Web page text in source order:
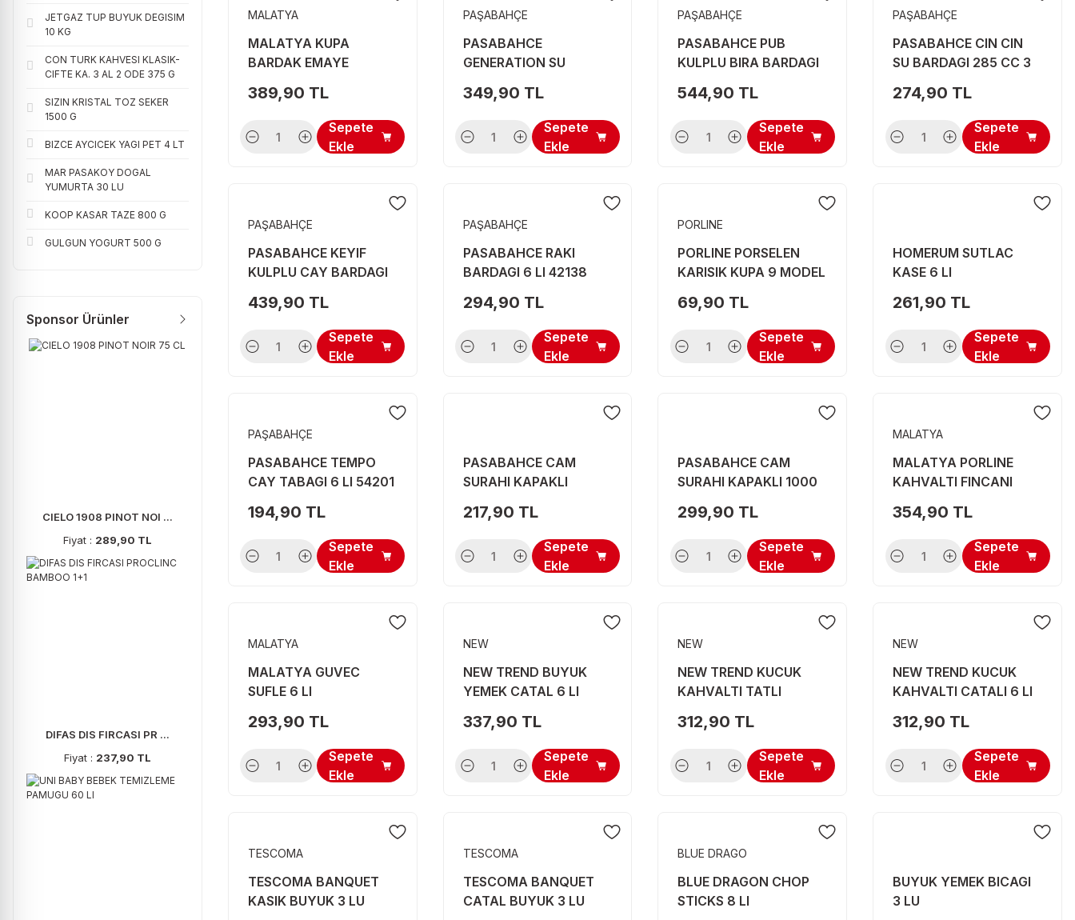
NEW (3)
PIKNIK (3)
CVS (2)
DETAN (2)
EXTRA (2)
PAREX (2)
PORSELEN (2)
TIBTRAP (2)
VIOLET (2)
ADEN (1)
EVIM (1)
JETGAZ TUP BUYUK DEGISIM
10 KG
CON TURK KAHVESI KLASIK-
CIFTE KA. 3 AL 2 ODE 375 G
SIZIN KRISTAL TOZ SEKER
1500 G
BIZCE AYCICEK YAGI PET 4 LT
MAR PASAKOY DOGAL
YUMURTA 30 LU
KOOP KASAR TAZE 800 G
GULGUN YOGURT 500 G
Sponsor Ürünler
CIELO 1908 PINOT NOI ...
Fiyat : 289,90 TL
DIFAS DIS FIRCASI PR ...
Fiyat : 237,90 TL
MALATYA
MALATYA KUPA
BARDAK EMAYE
389,90 TL
Sepete
Ekle
PAŞABAHÇE
PASABAHCE
GENERATION SU
349,90 TL
Sepete
Ekle
PAŞABAHÇE
PASABAHCE PUB
KULPLU BIRA BARDAGI
544,90 TL
Sepete
Ekle
PAŞABAHÇE
PASABAHCE CIN CIN
SU BARDAGI 285 CC 3
274,90 TL
Sepete
Ekle
PAŞABAHÇE
PASABAHCE KEYIF
KULPLU CAY BARDAGI
439,90 TL
Sepete
Ekle
PAŞABAHÇE
PASABAHCE RAKI
BARDAGI 6 LI 42138
294,90 TL
Sepete
Ekle
PORLINE
PORLINE PORSELEN
KARISIK KUPA 9 MODEL
69,90 TL
Sepete
Ekle
HOMERUM SUTLAC
KASE 6 LI
261,90 TL
Sepete
Ekle
PAŞABAHÇE
PASABAHCE TEMPO
CAY TABAGI 6 LI 54201
194,90 TL
Sepete
Ekle
PASABAHCE CAM
SURAHI KAPAKLI
CC
217,90 TL
Sepete
Ekle
PASABAHCE CAM
SURAHI KAPAKLI 1000
299,90 TL
Sepete
Ekle
MALATYA
MALATYA PORLINE
KAHVALTI FINCANI
354,90 TL
Sepete
Ekle
MALATYA
MALATYA GUVEC
SUFLE 6 LI
293,90 TL
Sepete
Ekle
NEW
NEW TREND BUYUK
YEMEK CATAL 6 LI
337,90 TL
Sepete
Ekle
NEW
NEW TREND KUCUK
KAHVALTI TATLI
312,90 TL
Sepete
Ekle
NEW
NEW TREND KUCUK
KAHVALTI CATALI 6 LI
312,90 TL
Sepete
Ekle
TESCOMA
TESCOMA BANQUET
KASIK BUYUK 3 LU
TESCOMA
TESCOMA BANQUET
CATAL BUYUK 3 LU
BLUE DRAGO
BLUE DRAGON CHOP
STICKS 8 LI
BUYUK YEMEK BICAGI
3 LU